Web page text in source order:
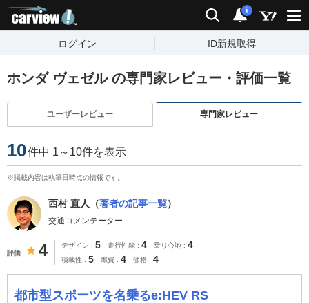
検索 通知
i
ログイン ID新規取得
ホンダ ヴェゼル の専門家レビュー・評価一覧
ユーザーレビュー 専門家レビュー
10件中 1～10件を表示
※掲載内容は執筆日時点の情報です。
西村 直人（著者の記事一覧）
交通コメンテーター
評価 4 デザイン 5 走行性能 4 乗り心地 4
積載性 5 燃費 4 価格 4
都市型スポーツを名乗るe:HEV RS